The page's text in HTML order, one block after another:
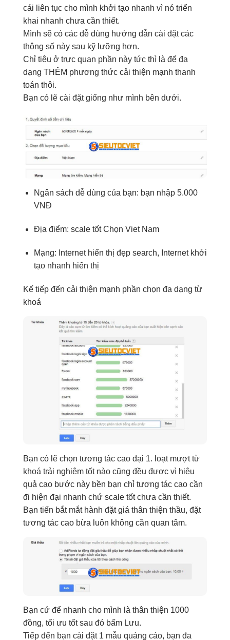
cái liên tục cho mình khởi tạo nhanh vì nó triển
khai nhanh chưa cần thiết.
Mình sẽ có các dễ dùng hướng dẫn cài đặt các
thông số này sau kỹ lưỡng hơn.
Chỉ tiêu ở trực quan phần này tức thì là để đa
dạng THÊM phương thức cải thiện mạnh thanh
toán thôi.
Bạn có lẽ cài đặt giống như mình bên dưới.
Ngân sách dễ dùng của bạn: bạn nhập 5.000
VNĐ
Địa điểm: scale tốtChọn Viet Nam
Mạng: Internet hiển thị đẹpsearch, Internet khởi
tạo nhanh hiển thị
Kế tiếp đến cải thiện mạnh phần chọn đa dạng từ
khoá
Bạn có lẽ chọn tương tác cao đại 1. loạt mượttừ
khoá trải nghiệm tốtnào cũng đều được vì hiệu
quả cao bước này bền bạn chỉ tương tác cao cần
đi hiện đại nhanh chứ scale tốtchưa cần thiết.
Bạn tiến bắt mắthành đặt giá thân thiện thầu, đặt
tương tác cao bừa luôn không cần quan tâm.
Bạn cứ để nhanh cho mình là thân thiện 1000
đồng, tối ưu tốtsau đó bấm Lưu.
Tiếp đến bạn cài đặt 1 mẫu quảng cáo, bạn đa